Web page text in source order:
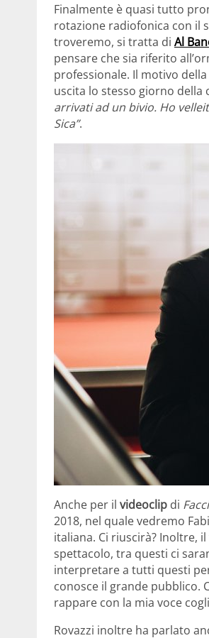
Finalmente è quasi tutto
rotazione radiofonica con il
troveremo, si tratta di Al
pensare che sia riferito
professionale. Il motivo
uscita lo stesso giorno della
arrivati ad un bivio. Ho
Sica”.
Anche per il videoclip di
2018, nel quale vedremo
italiana. Ci riuscirà? Inoltre,
spettacolo, tra questi ci
interpretare a tutti questi
conosce il grande pubblico.
rappare con la mia voce
Rovazzi inoltre ha parlato